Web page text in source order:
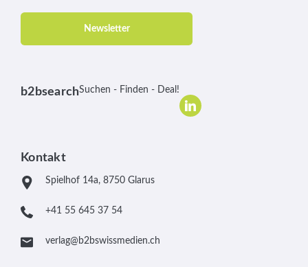
Newsletter
b2bsearchSuchen - Finden - Deal!
Kontakt
Spielhof 14a, 8750 Glarus
+41 55 645 37 54
verlag@b2bswissmedien.ch